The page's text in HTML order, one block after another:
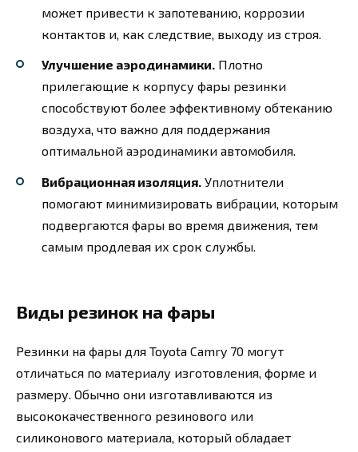
может привести к запотеванию, коррозии
контактов и, как следствие, выходу из строя.
Улучшение аэродинамики. Плотно
прилегающие к корпусу фары резинки
способствуют более эффективному обтеканию
воздуха, что важно для поддержания
оптимальной аэродинамики автомобиля.
Вибрационная изоляция. Уплотнители
помогают минимизировать вибрации, которым
подвергаются фары во время движения, тем
самым продлевая их срок службы.
Виды резинок на фары
Резинки на фары для Toyota Camry 70 могут
отличаться по материалу изготовления, форме и
размеру. Обычно они изготавливаются из
высококачественного резинового или
силиконового материала, который обладает